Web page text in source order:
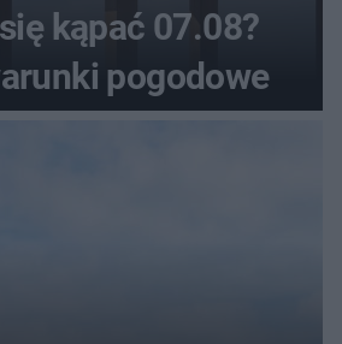
kąpać 07.08?
pogodowe